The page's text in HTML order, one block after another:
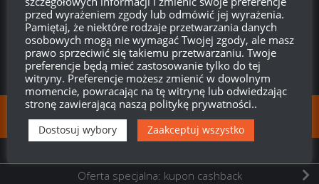
FOLLOW:
Oferta specjalna: kupon cashback
przed wyrażeniem zgody lub odmówić jej wyrażenia.
Pamiętaj, że niektóre rodzaje przetwarzania danych
osobowych mogą nie wymagać Twojej zgody, ale masz
prawo sprzeciwić się takiemu przetwarzaniu. Twoje
preferencje będą mieć zastosowanie tylko do tej
witryny. Preferencje możesz zmienić w dowolnym
momencie, powracając na tę witrynę lub odwiedzając
stronę zawierającą naszą politykę prywatności..
Dostosuj wybory Zaakceptuj wszystko